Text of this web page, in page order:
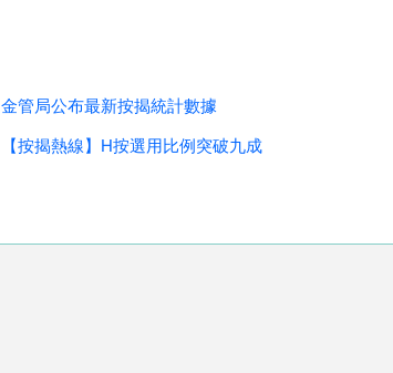
金管局公布最新按揭統計數據
【按揭熱線】H按選用比例突破九成